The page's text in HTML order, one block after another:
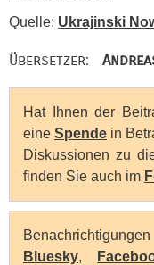
Quelle: Ukrajinski
Übersetzer:
Hat Ihnen der
eine Spende in
Diskussionen zu
finden Sie auch im
Bluesky,